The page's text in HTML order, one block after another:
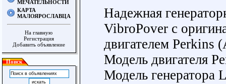
МЕЧАТЕЛЬНОСТИ
КАРТА
МАЛОЯРОСЛАВЦА
На главную
Регистрация
Добавить объявление
Поиск
Надежная
VibroPover с
двигателем Perkins
Модель двигателя
Модель генератора